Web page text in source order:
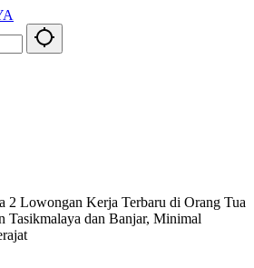
2 Lowongan Kerja Terbaru di Orang Tua
Tasikmalaya dan Banjar, Minimal